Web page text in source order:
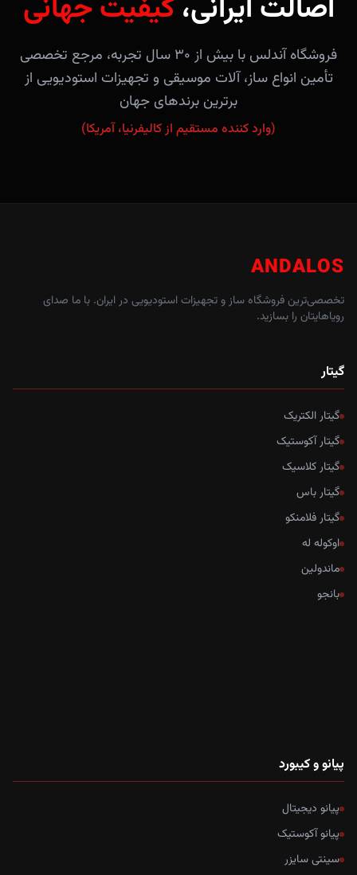
اصالت ایرانی،کیفیت جهانی
فروشگاه آندلس با بیش از ۳۰ سال تجربه، مرجع تخصصی
تأمین انواع ساز، آلات موسیقی و تجهیزات استودیویی از
برترین برندهای جهان
(وارد کننده مستقیم از کالیفرنیا، آمریکا)
ANDALOS
تخصصی‌ترین فروشگاه ساز و تجهیزات استودیویی در ایران. با ما صدای
رویاهایتان را بسازید.
گیتار
گیتار الکتریک
گیتار آکوستیک
گیتار کلاسیک
گیتار باس
گیتار فلامنکو
اوکوله له
ماندولین
بانجو
پیانو و کیبورد
پیانو دیجیتال
پیانو آکوستیک
سینتی سایزر